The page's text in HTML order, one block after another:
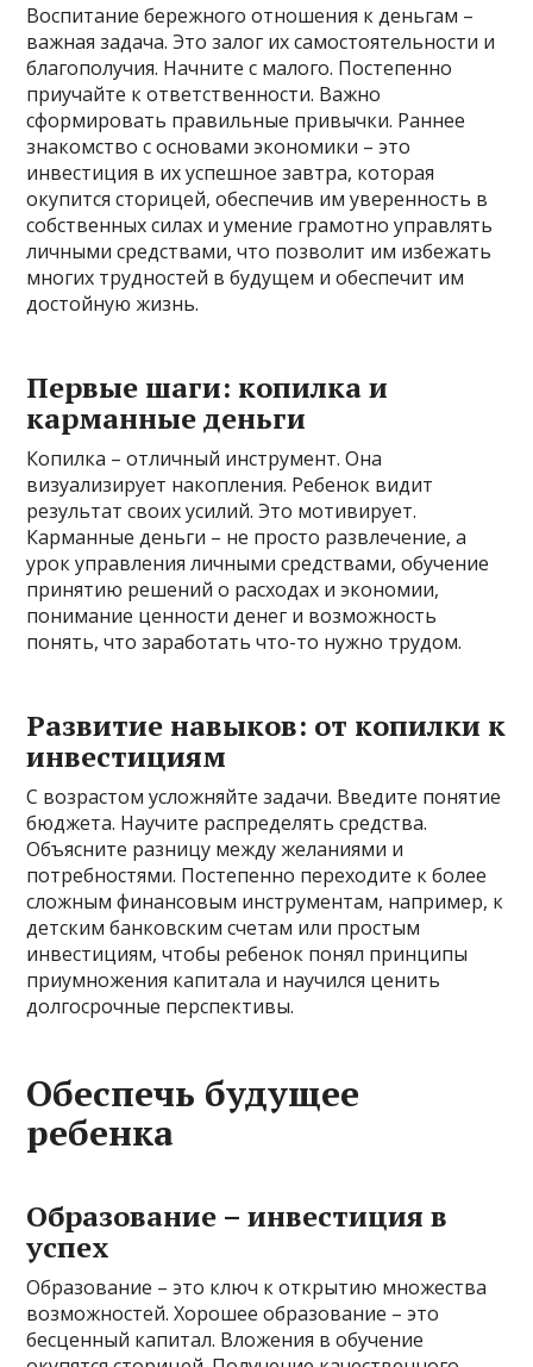
Воспитание бережного отношения к деньгам –
важная задача. Это залог их самостоятельности и
благополучия. Начните с малого. Постепенно
приучайте к ответственности. Важно
сформировать правильные привычки. Раннее
знакомство с основами экономики – это
инвестиция в их успешное завтра, которая
окупится сторицей, обеспечив им уверенность в
собственных силах и умение грамотно управлять
личными средствами, что позволит им избежать
многих трудностей в будущем и обеспечит им
достойную жизнь.
Первые шаги: копилка и
карманные деньги
Копилка – отличный инструмент. Она
визуализирует накопления. Ребенок видит
результат своих усилий. Это мотивирует.
Карманные деньги – не просто развлечение, а
урок управления личными средствами, обучение
принятию решений о расходах и экономии,
понимание ценности денег и возможность
понять, что заработать что-то нужно трудом.
Развитие навыков: от копилки к
инвестициям
С возрастом усложняйте задачи. Введите понятие
бюджета. Научите распределять средства.
Объясните разницу между желаниями и
потребностями. Постепенно переходите к более
сложным финансовым инструментам, например, к
детским банковским счетам или простым
инвестициям, чтобы ребенок понял принципы
приумножения капитала и научился ценить
долгосрочные перспективы.
Обеспечь будущее
ребенка
Образование – инвестиция в
успех
Образование – это ключ к открытию множества
возможностей. Хорошее образование – это
бесценный капитал. Вложения в обучение